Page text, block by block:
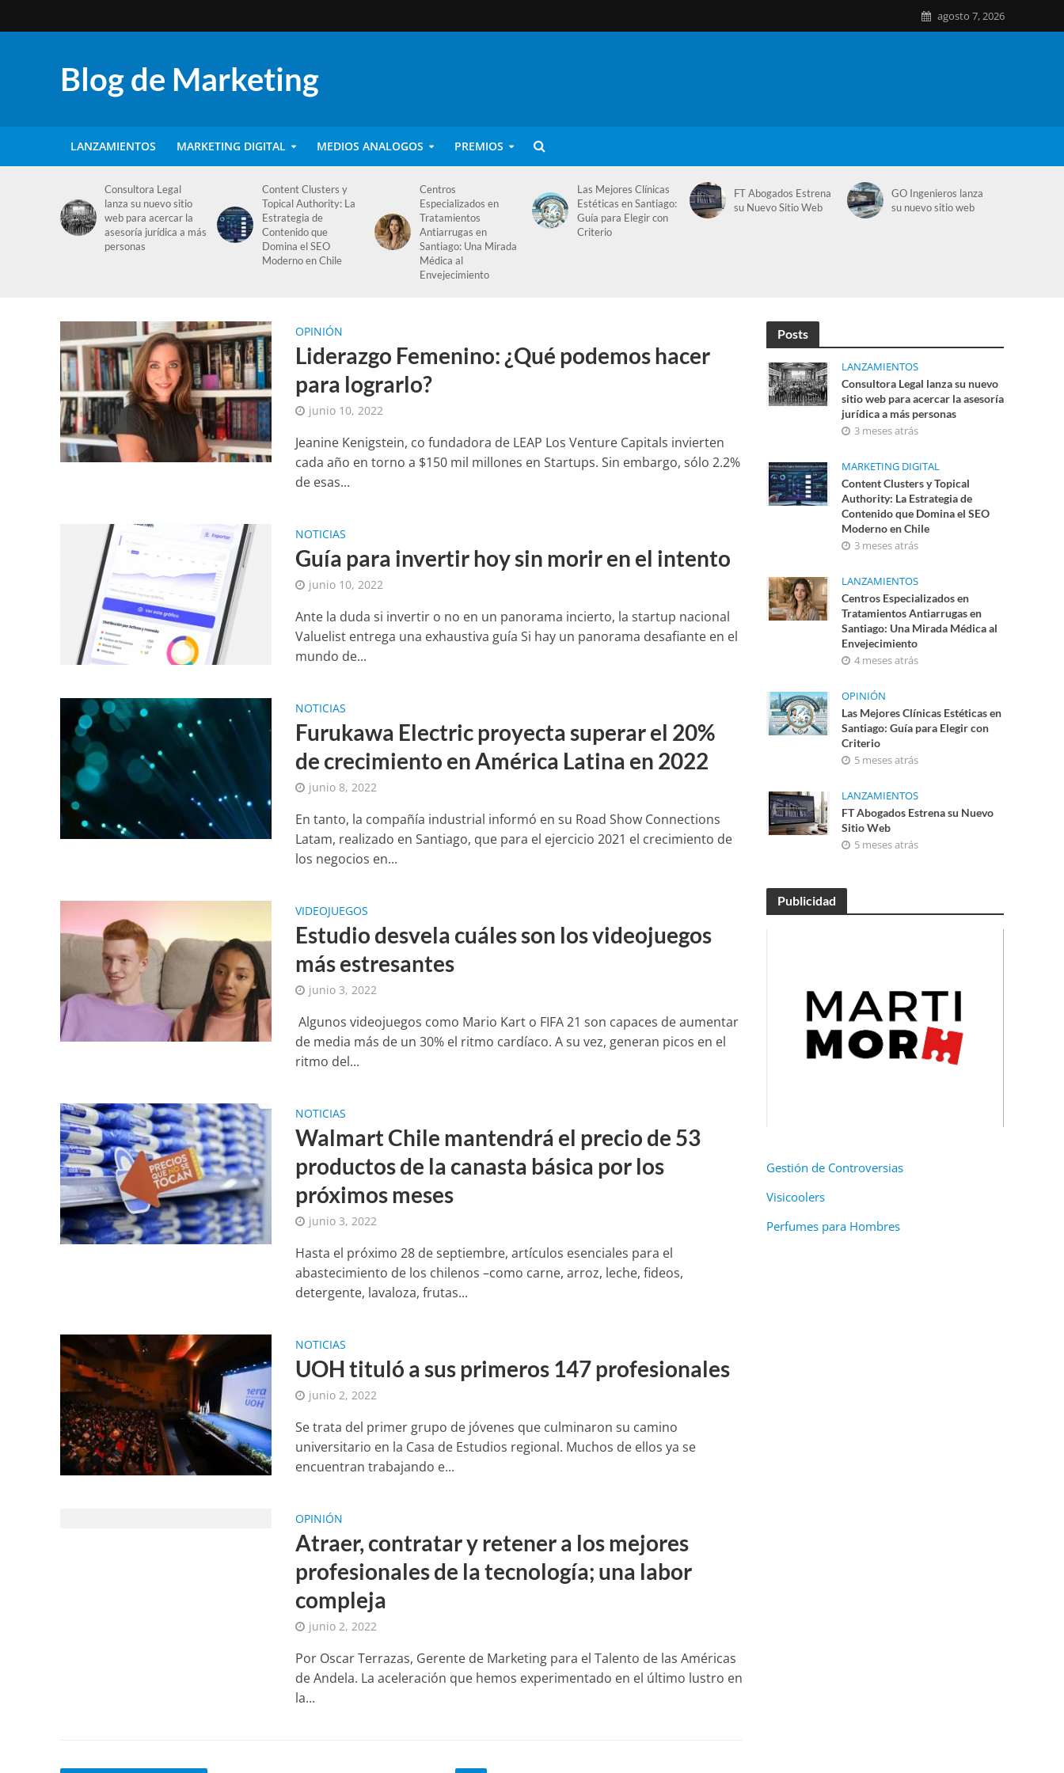
agosto 7, 2026
Blog de Marketing
LANZAMIENTOS MARKETING DIGITAL MEDIOS ANALOGOS PREMIOS
Consultora Legal
lanza su nuevo sitio
web para acercar la
asesoría jurídica a más
personas
Content Clusters y
Topical Authority: La
Estrategia de
Contenido que
Domina el SEO
Moderno en Chile
Centros
Especializados en
Tratamientos
Antiarrugas en
Santiago: Una Mirada
Médica al
Envejecimiento
Las Mejores Clínicas
Estéticas en Santiago:
Guía para Elegir con
Criterio
FT Abogados Estrena
su Nuevo Sitio Web
GO Ingenieros lanza
su nuevo sitio web
OPINIÓN
Liderazgo Femenino: ¿Qué podemos hacer
para lograrlo?
junio 10, 2022
Jeanine Kenigstein, co fundadora de LEAP Los Venture Capitals invierten
cada año en torno a $150 mil millones en Startups. Sin embargo, sólo 2.2%
de esas...
NOTICIAS
Guía para invertir hoy sin morir en el intento
junio 10, 2022
Ante la duda si invertir o no en un panorama incierto, la startup nacional
Valuelist entrega una exhaustiva guía Si hay un panorama desafiante en el
mundo de...
NOTICIAS
Furukawa Electric proyecta superar el 20%
de crecimiento en América Latina en 2022
junio 8, 2022
En tanto, la compañía industrial informó en su Road Show Connections
Latam, realizado en Santiago, que para el ejercicio 2021 el crecimiento de
los negocios en...
VIDEOJUEGOS
Estudio desvela cuáles son los videojuegos
más estresantes
junio 3, 2022
Algunos videojuegos como Mario Kart o FIFA 21 son capaces de aumentar
de media más de un 30% el ritmo cardíaco. A su vez, generan picos en el
ritmo del...
NOTICIAS
Walmart Chile mantendrá el precio de 53
productos de la canasta básica por los
próximos meses
junio 3, 2022
Hasta el próximo 28 de septiembre, artículos esenciales para el
abastecimiento de los chilenos –como carne, arroz, leche, fideos,
detergente, lavaloza, frutas...
NOTICIAS
UOH tituló a sus primeros 147 profesionales
junio 2, 2022
Se trata del primer grupo de jóvenes que culminaron su camino
universitario en la Casa de Estudios regional. Muchos de ellos ya se
encuentran trabajando e...
OPINIÓN
Atraer, contratar y retener a los mejores
profesionales de la tecnología; una labor
compleja
junio 2, 2022
Por Oscar Terrazas, Gerente de Marketing para el Talento de las Américas
de Andela. La aceleración que hemos experimentado en el último lustro en
la...
Posts
LANZAMIENTOS
Consultora Legal lanza su nuevo
sitio web para acercar la asesoría
jurídica a más personas
3 meses atrás
MARKETING DIGITAL
Content Clusters y Topical
Authority: La Estrategia de
Contenido que Domina el SEO
Moderno en Chile
3 meses atrás
LANZAMIENTOS
Centros Especializados en
Tratamientos Antiarrugas en
Santiago: Una Mirada Médica al
Envejecimiento
4 meses atrás
OPINIÓN
Las Mejores Clínicas Estéticas en
Santiago: Guía para Elegir con
Criterio
5 meses atrás
LANZAMIENTOS
FT Abogados Estrena su Nuevo
Sitio Web
5 meses atrás
Publicidad
Gestión de Controversias
Visicoolers
Perfumes para Hombres